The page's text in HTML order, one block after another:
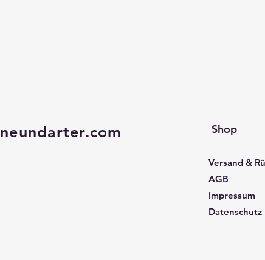
neundarter.com Shop
Versand &
AGB
Impressum
Datenschutz